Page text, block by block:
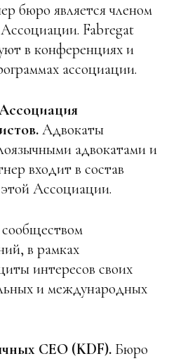
бюро является членом
Fabregat
в конференциях и
ассоциации.
Адвокаты
адвокатами и
входит в состав
Ассоциации.
в рамках
интересов своих
и международных
СЕО (KDF). Бюро